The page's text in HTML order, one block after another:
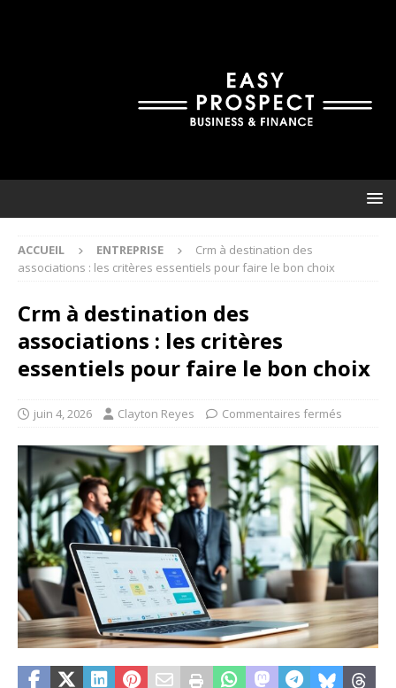
ACCUEIL ENTREPRISE
Crm à destination des
associations : les critères essentiels pour faire le bon choix
Crm à destination des
associations : les critères
essentiels pour faire le bon choix
juin 4, 2026 Clayton Reyes Commentaires fermés